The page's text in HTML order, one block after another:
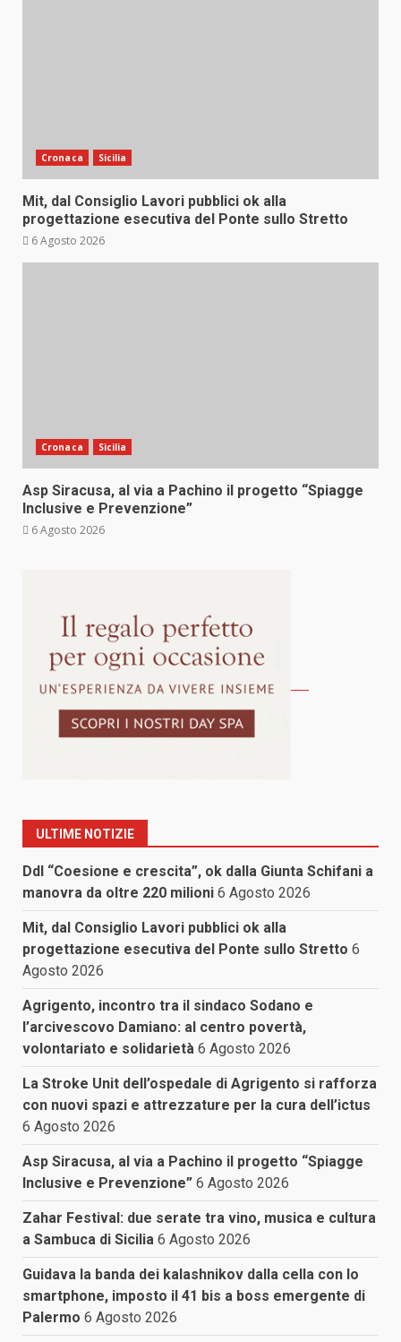
Cronaca Sicilia
Mit, dal Consiglio Lavori pubblici ok alla
progettazione esecutiva del Ponte sullo Stretto
6 Agosto 2026
Cronaca Sicilia
Asp Siracusa, al via a Pachino il progetto “Spiagge
Inclusive e Prevenzione”
6 Agosto 2026
ULTIME NOTIZIE
Ddl “Coesione e crescita”, ok dalla Giunta Schifani a
manovra da oltre 220 milioni 6 Agosto 2026
Mit, dal Consiglio Lavori pubblici ok alla
progettazione esecutiva del Ponte sullo Stretto 6
Agosto 2026
Agrigento, incontro tra il sindaco Sodano e
l’arcivescovo Damiano: al centro povertà,
volontariato e solidarietà 6 Agosto 2026
La Stroke Unit dell’ospedale di Agrigento si rafforza
con nuovi spazi e attrezzature per la cura dell’ictus
6 Agosto 2026
Asp Siracusa, al via a Pachino il progetto “Spiagge
Inclusive e Prevenzione” 6 Agosto 2026
Zahar Festival: due serate tra vino, musica e cultura
a Sambuca di Sicilia 6 Agosto 2026
Guidava la banda dei kalashnikov dalla cella con lo
smartphone, imposto il 41 bis a boss emergente di
Palermo 6 Agosto 2026